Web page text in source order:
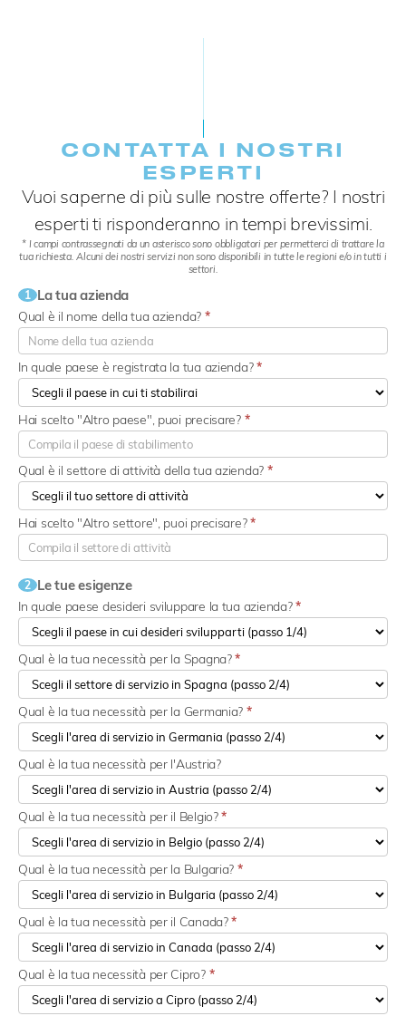
CONTATTA I NOSTRI
ESPERTI
Vuoi saperne di più sulle nostre offerte? I nostri
esperti ti risponderanno in tempi brevissimi.
* I campi contrassegnati da un asterisco sono obbligatori per permetterci di trattare la
tua richiesta. Alcuni dei nostri servizi non sono disponibili in tutte le regioni e/o in tutti i
settori.
1 La tua azienda
Qual è il nome della tua azienda? *
In quale paese è registrata la tua azienda?*
Qual è il settore di attività della tua azienda? *
Hai scelto "Altro paese", puoi precisare? *
Hai scelto "Altro settore", puoi precisare?*
2 Le tue esigenze
In quale paese desideri sviluppare la tua azienda?*
Qual è la tua necessità per la Spagna?*
Qual è la tua necessità per la Germania? *
Qual è la tua necessità per l'Austria?
Qual è la tua necessità per il Belgio?*
Qual è la tua necessità per la Bulgaria? *
Qual è la tua necessità per il Canada?*
Qual è la tua necessità per Cipro? *